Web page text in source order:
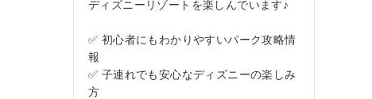
ディズニーリゾートを楽しんでいます♪
✅ 初心者にもわかりやすいパーク攻略情
報
✅ 子連れでも安心なディズニーの楽しみ
方